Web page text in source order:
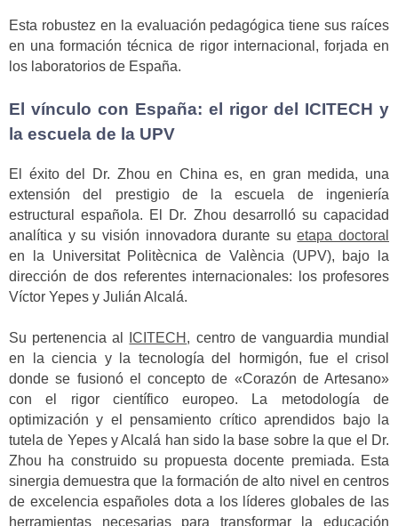
Esta robustez en la evaluación pedagógica tiene sus raíces
en una formación técnica de rigor internacional, forjada en
los laboratorios de España.
El vínculo con España: el rigor del ICITECH y
la escuela de la UPV
El éxito del Dr. Zhou en China es, en gran medida, una
extensión del prestigio de la escuela de ingeniería
estructural española. El Dr. Zhou desarrolló su capacidad
analítica y su visión innovadora durante suetapa doctoral
en la Universitat Politècnica de València (UPV), bajo la
dirección de dos referentes internacionales: los profesores
Víctor Yepes y Julián Alcalá.
Su pertenencia al ICITECH , centro de vanguardia mundial
en la ciencia y la tecnología del hormigón, fue el crisol
donde se fusionó el concepto de «Corazón de Artesano»
con el rigor científico europeo. La metodología de
optimización y el pensamiento crítico aprendidos bajo la
tutela de Yepes y Alcalá han sido la base sobre la que el Dr.
Zhou ha construido su propuesta docente premiada. Esta
sinergia demuestra que la formación de alto nivel en centros
de excelencia españoles dota a los líderes globales de las
herramientas necesarias para transformar la educación